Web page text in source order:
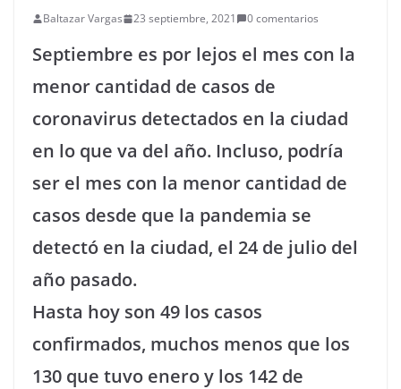
Baltazar Vargas 23 septiembre, 2021 0 comentarios
Septiembre es por lejos el mes con la
menor cantidad de casos de
coronavirus detectados en la ciudad
en lo que va del año. Incluso, podría
ser el mes con la menor cantidad de
casos desde que la pandemia se
detectó en la ciudad, el 24 de julio del
año pasado.
Hasta hoy son 49 los casos
confirmados, muchos menos que los
130 que tuvo enero y los 142 de